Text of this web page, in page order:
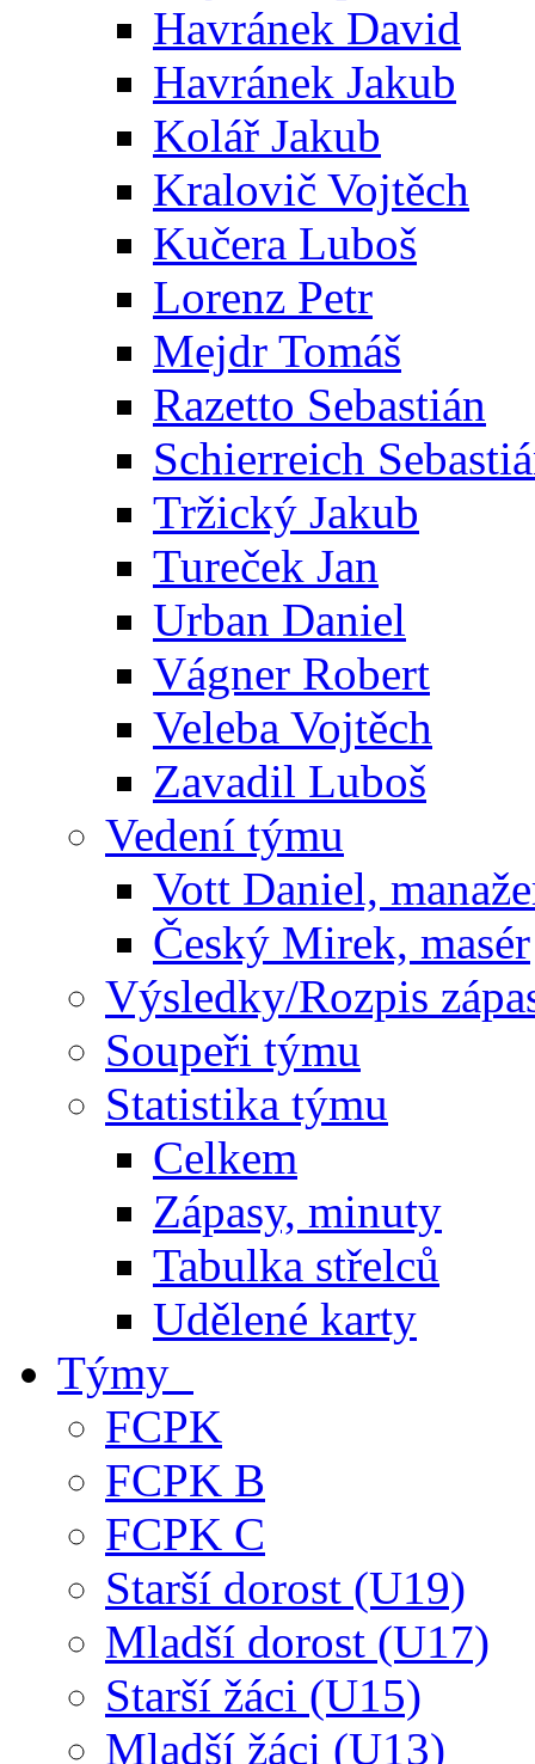
Havránek David
Havránek Jakub
Kolář Jakub
Kralovič Vojtěch
Kučera Luboš
Lorenz Petr
Mejdr Tomáš
Razetto Sebastián
Schierreich
Tržický Jakub
Tureček Jan
Urban Daniel
Vágner Robert
Veleba Vojtěch
Zavadil Luboš
Vedení týmu
Vott Daniel,
Český Mirek, masér
Výsledky/Rozpis
Soupeři týmu
Statistika týmu
Celkem
Zápasy, minuty
Tabulka střelců
Udělené karty
Týmy
FCPK
FCPK B
FCPK C
Starší dorost (U19)
Mladší dorost (U17)
Starší žáci (U15)
Mladší žáci (U13)